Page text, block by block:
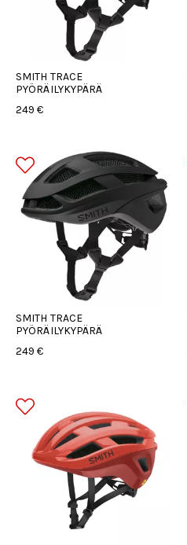
SMITH TRACE
PYÖRÄILYKYPÄRÄ
249 €
SMITH TRACE
PYÖRÄILYKYPÄRÄ
249 €